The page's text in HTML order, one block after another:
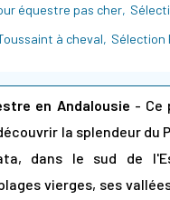
équestre pas cher
à cheval Sélection
en Andalousie - Ce
la splendeur du
, dans le sud de l'
vierges, ses